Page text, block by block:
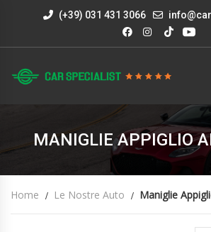
(+39) 031 431 3066
MANIGLIE APPIGLIO
Home Le Nostre Auto Maniglie